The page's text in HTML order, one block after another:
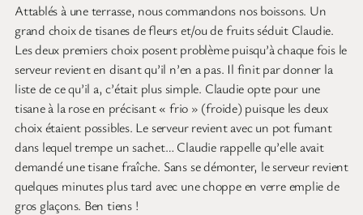
Attablés à une terrasse, nous commandons nos boissons. Un
grand choix de tisanes de fleurs et/ou de fruits séduit Claudie.
Les deux premiers choix posent problème puisqu’à chaque fois le
serveur revient en disant qu’il n’en a pas. Il finit par donner la
liste de ce qu’il a, c’était plus simple. Claudie opte pour une
tisane à la rose en précisant « frio » (froide) puisque les deux
choix étaient possibles. Le serveur revient avec un pot fumant
dans lequel trempe un sachet… Claudie rappelle qu’elle avait
demandé une tisane fraîche. Sans se démonter, le serveur revient
quelques minutes plus tard avec une choppe en verre emplie de
gros glaçons. Ben tiens !